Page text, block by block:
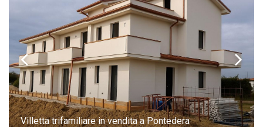
Villetta trifamiliare in vendita a Pontedera